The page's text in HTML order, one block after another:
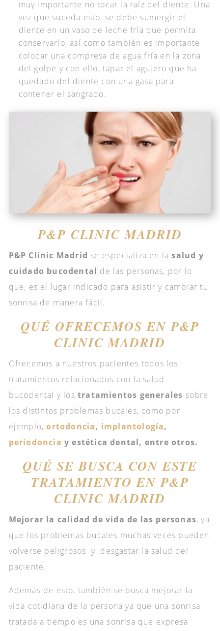
muy importante no tocar la raíz del diente. Una
vez que suceda esto, se debe sumergir el
diente en un vaso de leche fría que permita
conservarlo, así como también es importante
colocar una compresa de agua fría en la zona
del golpe y con ello, tapar el agujero que ha
quedado del diente con una gasa para
contener el sangrado.
P&P CLINIC MADRID
P&P Clinic Madrid se especializa en lasalud y
cuidado bucodental de las personas, por lo
que, es el lugar indicado para asistir y cambiar tu
sonrisa de manera fácil.
QUÉ OFRECEMOS EN P&P
CLINIC MADRID
Ofrecemos a nuestros pacientes todos los
tratamientos relacionados con la salud
bucodental y lostratamientos generales sobre
los distintos problemas bucales, como por
ejemplo,ortodoncia, implantología,
periodoncia y estética dental, entre otros.
QUÉ SE BUSCA CON ESTE
TRATAMIENTO EN P&P
CLINIC MADRID
Mejorar la calidad de vida de las personas, ya
que los problemas bucales muchas veces pueden
volverse peligrosos y desgastar la salud del
paciente.
Además de esto, también se busca mejorar la
vida cotidiana de la persona ya que una sonrisa
tratada a tiempo es una sonrisa que expresa